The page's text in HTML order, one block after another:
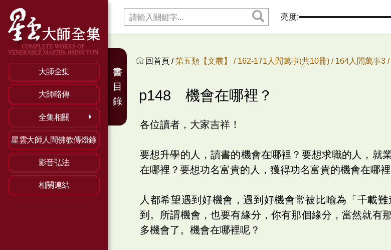
大師全集
大師略傳
全集相關
星雲大師人間佛教傳燈錄
影音弘法
相關連結
亮度:
回首頁 /第五類【文叢】 / 162-171人間萬事(共10冊) / 164人間萬事3 /
p148 機會在哪裡？
各位讀者，大家吉祥！
要想升學的人，讀書的機會在哪裡？要想求職的人，就
在哪裡？要想功名富貴的人，獲得功名富貴的機會在哪裡
人都希望遇到好機會，遇到好機會常被比喻為「千載
到。所謂機會，也要有緣分，你有那個緣分，當然就有
多機會了。機會在哪裡呢？
書
目
錄